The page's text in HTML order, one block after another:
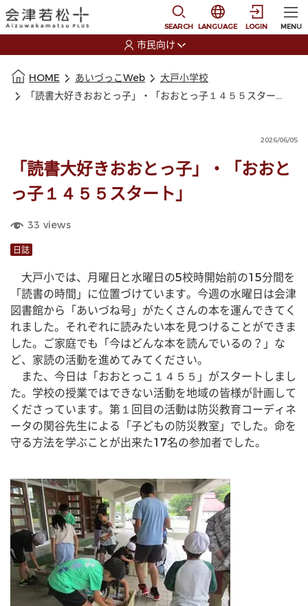
SEARCH
選択すると言語の切
LANGUAGE LOGIN MENU
市民向け
HOME あいづっこWeb
大戸小学校
「読書大好きおおとっ子」・「おおとっ子１４５５スタート」
2026/06/05
「読書大好きおおとっ子」・「おおと
っ子１４５５スタート」
33 views
日誌
大戸小では、月曜日と水曜日の5校時開始前の15分間を
「読書の時間」に位置づけています。今週の水曜日は会津
図書館から「あいづね号」がたくさんの本を運んできてく
れました。それぞれに読みたい本を見つけることができま
した。ご家庭でも「今はどんな本を読んでいるの？」な
ど、家読の活動を進めてみてください。
また、今日は「おおとっこ１４５５」がスタートしまし
た。学校の授業ではできない活動を地域の皆様が計画して
くださっています。第１回目の活動は防災教育コーディネ
ータの関谷先生による「子どもの防災教室」でした。命を
守る方法を学ぶことが出来た17名の参加者でした。